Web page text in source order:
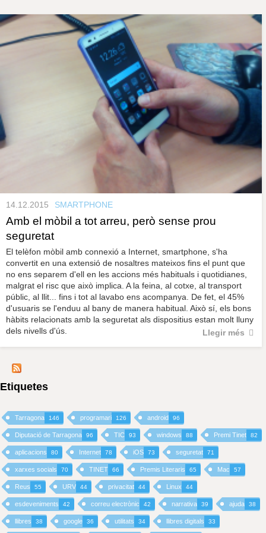
e
s
c
l
u
14.12.2015 SMARTPHONE
Amb el mòbil a tot arreu, però sense prou
seguretat
El telèfon mòbil amb connexió a Internet, smartphone, s'ha
convertit en una extensió de nosaltres mateixos fins el punt que
no ens separem d'ell en les accions més habituals i quotidianes,
malgrat el risc que això implica. A la feina, al cotxe, al transport
públic, al llit... fins i tot al lavabo ens acompanya. De fet, el 45%
d'usuaris se l'enduu al bany de manera habitual. Això sí, els bons
hàbits relacionats amb la seguretat als dispositius estan molt lluny
dels nivells d'ús.
Llegir més
Etiquetes
Tarragona 146 programari 126 android 96
Diputació de Tarragona 96 TIC 93 windows 88 Premi Tinet 82
aplicacions 80 Internet 78 iOS 73 seguretat 71
xarxes socials 70 TINET 66 Premis Literaris 65 Mac 57
Reus 55 URV 44 privacitat 44 Linux 44
esdeveniments 42 correu electrònic 42 narrativa 39 ajuda 38
llibres 38 google 36 utilitats 34 llibres digitals 33